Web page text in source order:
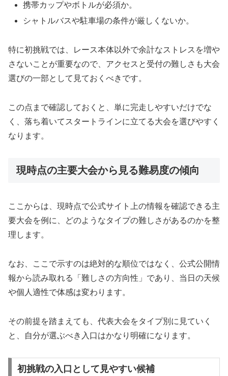
携帯カップやボトルが必須か。
シャトルバスや駐車場の条件が厳しくないか。
特に初挑戦では、レース本体以外で余計なストレスを増や
さないことが重要なので、アクセスと受付の難しさも大会
選びの一部として見ておくべきです。
この点まで確認しておくと、単に完走しやすいだけでな
く、落ち着いてスタートラインに立てる大会を選びやすく
なります。
現時点の主要大会から見る難易度の傾向
ここからは、現時点で公式サイト上の情報を確認できる主
要大会を例に、どのようなタイプの難しさがあるのかを整
理します。
なお、ここで示すのは絶対的な順位ではなく、公式公開情
報から読み取れる「難しさの方向性」であり、当日の天候
や個人適性で体感は変わります。
その前提を踏まえても、代表大会をタイプ別に見ていく
と、自分が選ぶべき入口はかなり明確になります。
初挑戦の入口として見やすい候補